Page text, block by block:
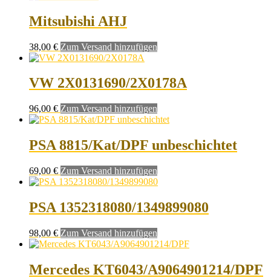
Mitsubishi AHJ
38,00 € Zum Versand hinzufügen
VW 2X0131690/2X0178A
96,00 € Zum Versand hinzufügen
PSA 8815/Kat/DPF unbeschichtet
69,00 € Zum Versand hinzufügen
PSA 1352318080/1349899080
98,00 € Zum Versand hinzufügen
Mercedes KT6043/A9064901214/DPF